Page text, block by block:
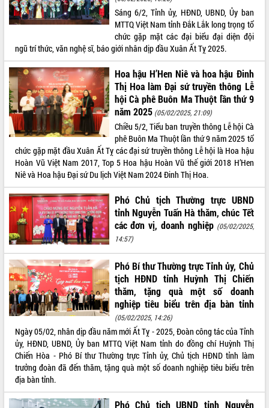
Xây dựng nông thôn mới: Nâng cao đời
sống người dân từ những mô hình thiết
thực
Quyết liệt tháo gỡ vướng mắc, đẩy
nhanh tiến độ các dự án trọng điểm
trong Khu kinh tế Nam Phú Yên
Hòn Yến phát triển du lịch gắn với bảo
tồn biển
Lấy ý kiến điều chỉnh Quy hoạch tỉnh
Đắk Lắk thời kỳ 2021-2030, tầm nhìn
đến năm 2050
Phát động chiến dịch 30 ngày đêm
giải phóng mặt bằng Tuyến đường bộ
ven biển
Đắk Lắk nỗ lực thúc đẩy tăng trưởng
kinh tế từ 10% trở lên trong Quý
II/2026
Đắk Lắk ký kết thỏa thuận hợp tác về
chuyển đổi số giai đoạn 2026 – 2030
Việt Nam
Thứ trưởng Bộ Y tế làm việc với tỉnh
Đắk Lắk về phát triển nhân lực y tế
cho trạm y tế cấp xã
Du lịch Đắk Lắk nâng tầm trải nghiệm
du khách thông qua Hệ thống cơ sở dữ
liệu và Bản đồ số
Tập huấn ứng dụng trí tuệ nhân tạo (AI)
trong thương mại điện tử năm 2026
Đoàn đại biểu Quốc hội tỉnh Đắk Lắk
trao đổi thông tin trước Kỳ họp thứ
Sáng 6/2, Tỉnh ủy, HĐND, UBND, Ủy ban
MTTQ Việt Nam tỉnh Đắk Lắk long trọng tổ
chức gặp mặt các đại biểu đại diện đội
ngũ trí thức, văn nghệ sĩ, báo giới nhân dịp đầu Xuân Ất Tỵ 2025.
Hoa hậu H’Hen Niê và hoa hậu Đinh
Thị Hoa làm Đại sứ truyền thông Lễ
hội Cà phê Buôn Ma Thuột lần thứ 9
năm 2025 (05/02/2025, 21:09)
Chiều 5/2, Tiểu ban truyền thông Lễ hội Cà
phê Buôn Ma Thuột lần thứ 9 năm 2025 tổ
chức gặp mặt đầu Xuân Ất Tỵ các đại sứ truyền thông Lễ hội là Hoa hậu
Hoàn Vũ Việt Nam 2017, Top 5 Hoa hậu Hoàn Vũ thế giới 2018 H’Hen
Niê và Hoa hậu Đại sứ Du lịch Việt Nam 2024 Đinh Thị Hoa.
Phó Chủ tịch Thường trực UBND
tỉnh Nguyễn Tuấn Hà thăm, chúc Tết
các đơn vị, doanh nghiệp (05/02/2025,
14:57)
Phó Bí thư Thường trực Tỉnh ủy, Chủ
tịch HĐND tỉnh Huỳnh Thị Chiến
thăm, tặng quà một số doanh
nghiệp tiêu biểu trên địa bàn tỉnh
(05/02/2025, 14:26)
Ngày 05/02, nhân dịp đầu năm mới Ất Tỵ - 2025, Đoàn công tác của Tỉnh
ủy, HĐND, UBND, Ủy ban MTTQ Việt Nam tỉnh do đồng chí Huỳnh Thị
Chiến Hòa - Phó Bí thư Thường trực Tỉnh ủy, Chủ tịch HĐND tỉnh làm
trưởng đoàn đã đến thăm, tặng quà một số doanh nghiệp tiêu biểu trên
địa bàn tỉnh.
Phó Chủ tịch UBND tỉnh Nguyễn